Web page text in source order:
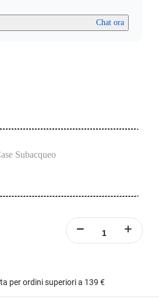
Chat ora
Subacqueo
per ordini superiori a 139 €